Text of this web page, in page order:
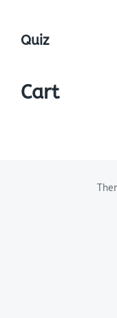
Quiz
Cart